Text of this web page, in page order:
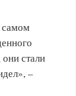
самом
стали
–